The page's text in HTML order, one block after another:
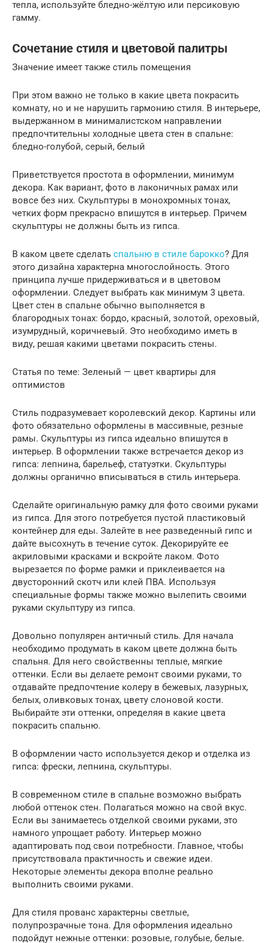
тепла, используйте бледно-жёлтую или персиковую
гамму.
Сочетание стиля и цветовой палитры
Значение имеет также стиль помещения
При этом важно не только в какие цвета покрасить
комнату, но и не нарушить гармонию стиля. В интерьере,
выдержанном в минималистском направлении
предпочтительны холодные цвета стен в спальне:
бледно-голубой, серый, белый
Приветствуется простота в оформлении, минимум
декора. Как вариант, фото в лаконичных рамах или
вовсе без них. Скульптуры в монохромных тонах,
четких форм прекрасно впишутся в интерьер. Причем
скульптуры не должны быть из гипса.
В каком цвете сделать спальню в стиле барокко? Для
этого дизайна характерна многослойность. Этого
принципа лучше придерживаться и в цветовом
оформлении. Следует выбрать как минимум 3 цвета.
Цвет стен в спальне обычно выполняется в
благородных тонах: бордо, красный, золотой, ореховый,
изумрудный, коричневый. Это необходимо иметь в
виду, решая какими цветами покрасить стены.
Статья по теме: Зеленый — цвет квартиры для
оптимистов
Стиль подразумевает королевский декор. Картины или
фото обязательно оформлены в массивные, резные
рамы. Скульптуры из гипса идеально впишутся в
интерьер. В оформлении также встречается декор из
гипса: лепнина, барельеф, статуэтки. Скульптуры
должны органично вписываться в стиль интерьера.
Сделайте оригинальную рамку для фото своими руками
из гипса. Для этого потребуется пустой пластиковый
контейнер для еды. Залейте в нее разведенный гипс и
дайте высохнуть в течение суток. Декорируйте ее
акриловыми красками и вскройте лаком. Фото
вырезается по форме рамки и приклеивается на
двусторонний скотч или клей ПВА. Используя
специальные формы также можно вылепить своими
руками скульптуру из гипса.
Довольно популярен античный стиль. Для начала
необходимо продумать в каком цвете должна быть
спальня. Для него свойственны теплые, мягкие
оттенки. Если вы делаете ремонт своими руками, то
отдавайте предпочтение колеру в бежевых, лазурных,
белых, оливковых тонах, цвету слоновой кости.
Выбирайте эти оттенки, определяя в какие цвета
покрасить спальню.
В оформлении часто используется декор и отделка из
гипса: фрески, лепнина, скульптуры.
В современном стиле в спальне возможно выбрать
любой оттенок стен. Полагаться можно на свой вкус.
Если вы занимаетесь отделкой своими руками, это
намного упрощает работу. Интерьер можно
адаптировать под свои потребности. Главное, чтобы
присутствовала практичность и свежие идеи.
Некоторые элементы декора вполне реально
выполнить своими руками.
Для стиля прованс характерны светлые,
полупрозрачные тона. Для оформления идеально
подойдут нежные оттенки: розовые, голубые, белые.